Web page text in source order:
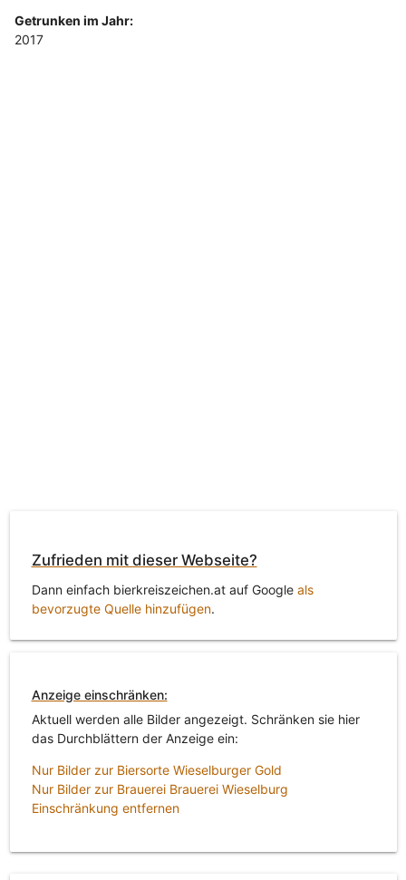
Getrunken im Jahr:
2017
Zufrieden mit dieser Webseite?
Dann einfach bierkreiszeichen.at auf Google als
bevorzugte Quelle hinzufügen.
Anzeige einschränken:
Aktuell werden alle Bilder angezeigt. Schränken sie hier
das Durchblättern der Anzeige ein:
Nur Bilder zur Biersorte Wieselburger Gold
Nur Bilder zur Brauerei Brauerei Wieselburg
Einschränkung entfernen